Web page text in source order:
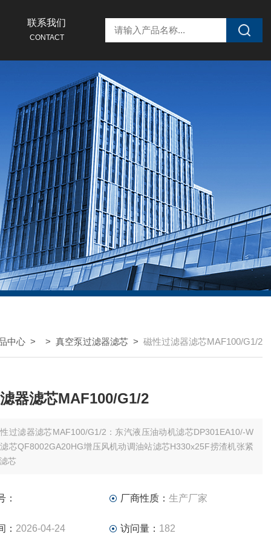
联系我们
CONTACT
中心 > > 真空泵过滤器滤芯 > 磁性过滤器滤芯MAF100/G1/2
器滤芯MAF100/G1/2
过滤器滤芯MAF100/G1/2：东汽液压油动机滤芯DP301EA10/-W
芯QF8002GA20HG增压风机动调油站滤芯H330x25F捞渣机张紧
芯
： 厂商性质： 生产厂家
： 2026-04-24 访问量： 182